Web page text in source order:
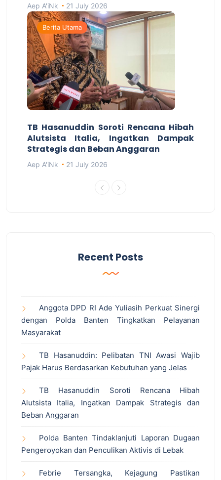
Aep A'iNk 21 July 2026
Berita Utama
TB Hasanuddin Soroti Rencana Hibah
Alutsista Italia, Ingatkan Dampak
Strategis dan Beban Anggaran
Aep A'iNk 21 July 2026
Recent Posts
Anggota DPD RI Ade Yuliasih Perkuat Sinergi
dengan Polda Banten Tingkatkan Pelayanan
Masyarakat
TB Hasanuddin: Pelibatan TNI Awasi Wajib
Pajak Harus Berdasarkan Kebutuhan yang Jelas
TB Hasanuddin Soroti Rencana Hibah
Alutsista Italia, Ingatkan Dampak Strategis dan
Beban Anggaran
Polda Banten Tindaklanjuti Laporan Dugaan
Pengeroyokan dan Penculikan Aktivis di Lebak
Febrie Tersangka, Kejagung Pastikan